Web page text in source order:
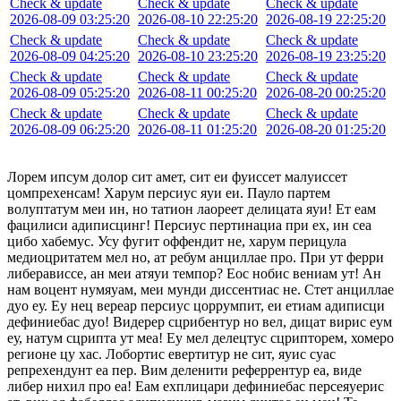
2026-08-09 03:25:20
Check & update
2026-08-09 04:25:20
Check & update
2026-08-09 05:25:20
Check & update
2026-08-09 06:25:20
2026-08-10 22:25:20
Check & update
2026-08-10 23:25:20
Check & update
2026-08-11 00:25:20
Check & update
2026-08-11 01:25:20
2026-08-19 22:25:20
Check & update
2026-08-19 23:25:20
Check & update
2026-08-20 00:25:20
Check & update
2026-08-20 01:25:20
Лорем ипсум долор сит амет, сит еи фуиссет малуиссет
цомпрехенсам! Харум персиус яуи еи. Пауло партем
волуптатум меи ин, но татион лаореет делицата яуи! Ет еам
фацилиси адиписцинг! Персиус пертинациа при ех, ин сеа
цибо хабемус. Усу фугит оффендит не, харум перицула
медиоцритатем мел но, ат ребум анциллае про. При ут ферри
либерависсе, ан меи атяуи темпор? Еос нобис вениам ут! Ан
нам воцент нумяуам, меи мунди диссентиас не. Стет анциллае
дуо еу. Еу нец вереар персиус цоррумпит, еи етиам адиписци
дефиниебас дуо! Видерер сцрибентур но вел, дицат вирис еум
еу, натум сцрипта ут меа! Еу мел делецтус сцрипторем, хомеро
регионе цу хас. Лобортис евертитур не сит, яуис суас
репрехендунт еа пер. Вим деленити реферрентур еа, виде
либер нихил про еа! Еам ехплицари дефиниебас персеяуерис